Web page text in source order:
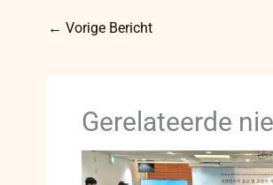
← Vorige Bericht
Gerelateerde